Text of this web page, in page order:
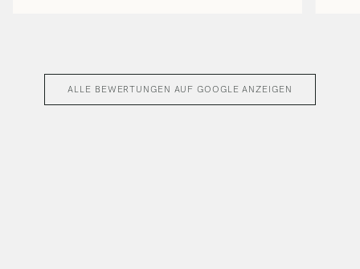
ALLE BEWERTUNGEN AUF GOOGLE ANZEIGEN